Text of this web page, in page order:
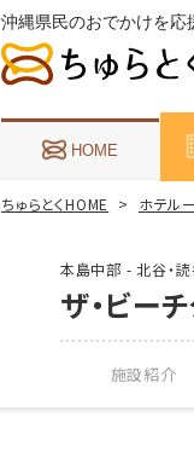
沖縄県民のおでかけを応
HOME
ちゅらとくHOME ホテル
本島中部 - 北谷・
ザ・ビー
施設紹介